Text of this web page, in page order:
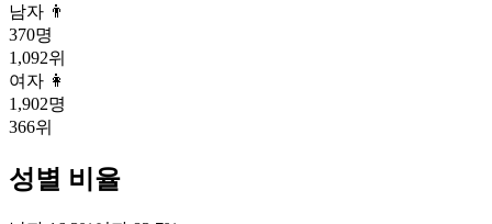
남자 👨
370명
1,092위
여자 👩
1,902명
366위
성별 비율